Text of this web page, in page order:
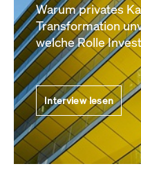
Warum privates
Transformation
welche Rolle
Interview lesen